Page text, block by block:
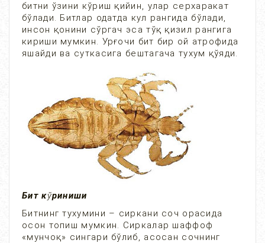
битни ўзини кўриш қийин, улар серхаракат
бўлади. Битлар одатда кул рангида бўлади,
инсон қонини сўргач эса тўқ қизил рангига
кириши мумкин. Урғочи бит бир ой атрофида
яшайди ва суткасига бештагача тухум қўяди.
Бит кўриниши
Битнинг тухумини – сиркани соч орасида
осон топиш мумкин. Сиркалар шаффоф
«мунчоқ» сингари бўлиб, асосан сочнинг